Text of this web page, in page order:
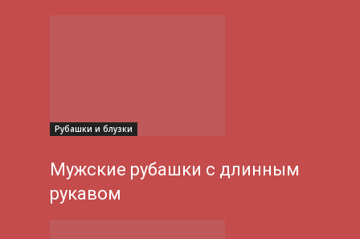
Рубашки и блузки
Мужские рубашки с длинным
рукавом